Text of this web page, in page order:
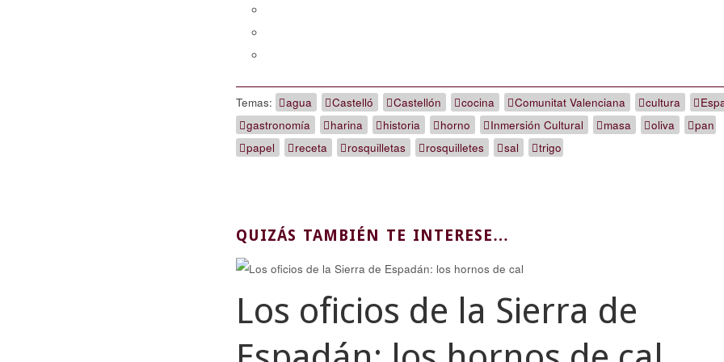
Temas: agua Castelló Castellón cocina Comunitat Valenciana cultura
gastronomía
harina historia horno Inmersión Cultural masa oliva
pan
papel
receta rosquilletas rosquilletes sal trigo
QUIZÁS TAMBIÉN TE INTERESE…
Los oficios de la Sierra de